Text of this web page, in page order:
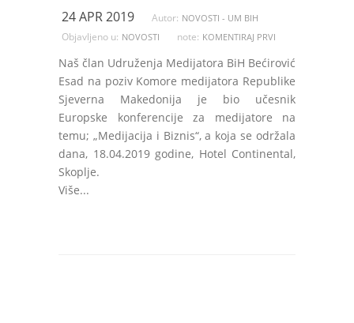
24 APR 2019 Autor: NOVOSTI - UM BIH
Objavljeno u: NOVOSTI note: KOMENTIRAJ PRVI
Naš član Udruženja Medijatora BiH Bećirović
Esad na poziv Komore medijatora Republike
Sjeverna Makedonija je bio učesnik
Europske konferencije za medijatore na
temu; „Medijacija i Biznis“, a koja se održala
dana, 18.04.2019 godine, Hotel Continental,
Skoplje.
Više...